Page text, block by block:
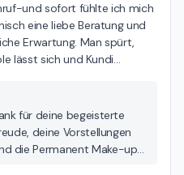
und sofort fühlte ich mich
eine liebe Beratung und
Erwartung. Man spürt,
lässt sich und Kundi…
für deine begeisterte
deine Vorstellungen
die Permanent Make-up